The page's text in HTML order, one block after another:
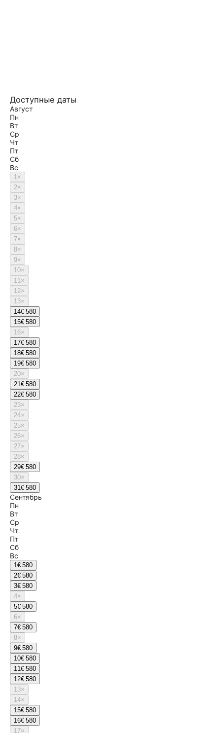
Доступные даты
Август
Пн
Вт
Ср
Чт
Пт
Сб
Вс
1×
2×
3×
4×
5×
6×
7×
8×
9×
10×
11×
12×
13×
14€ 580
15€ 580
16×
17€ 580
18€ 580
19€ 580
20×
21€ 580
22€ 580
23×
24×
25×
26×
27×
28×
29€ 580
30×
31€ 580
Сентябрь
Пн
Вт
Ср
Чт
Пт
Сб
Вс
1€ 580
2€ 580
3€ 580
4×
5€ 580
6×
7€ 580
8×
9€ 580
10€ 580
11€ 580
12€ 580
13×
14×
15€ 580
16€ 580
17×